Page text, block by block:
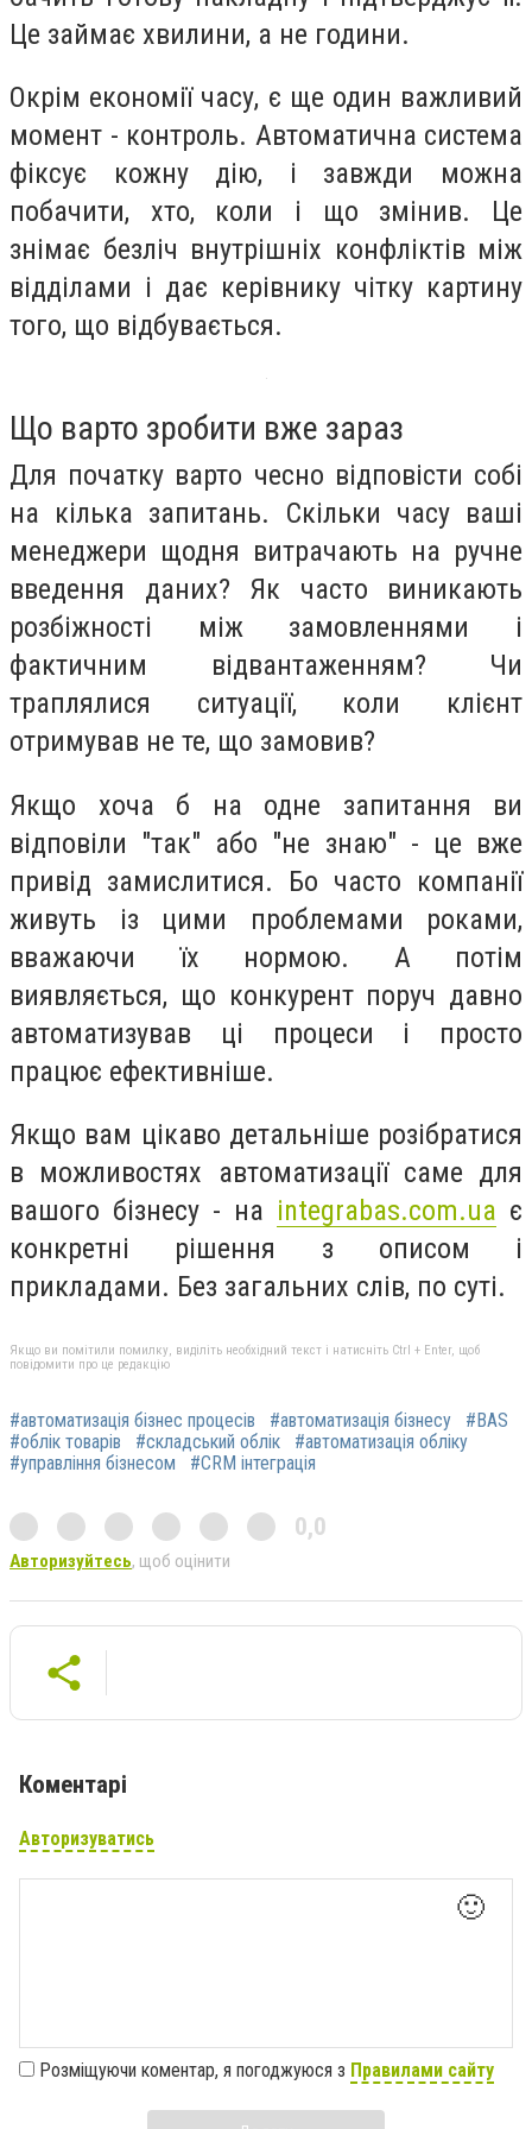
Це займає хвилини, а не години.
Окрім економії часу, є ще один важливий
момент - контроль. Автоматична система
фіксує кожну дію, і завжди можна
побачити, хто, коли і що змінив. Це
знімає безліч внутрішніх конфліктів між
відділами і дає керівнику чітку картину
того, що відбувається.
Що варто зробити вже зараз
Для початку варто чесно відповісти собі
на кілька запитань. Скільки часу ваші
менеджери щодня витрачають на ручне
введення даних? Як часто виникають
розбіжності між замовленнями і
фактичним відвантаженням? Чи
траплялися ситуації, коли клієнт
отримував не те, що замовив?
Якщо хоча б на одне запитання ви
відповіли "так" або "не знаю" - це вже
привід замислитися. Бо часто компанії
живуть із цими проблемами роками,
вважаючи їх нормою. А потім
виявляється, що конкурент поруч давно
автоматизував ці процеси і просто
працює ефективніше.
Якщо вам цікаво детальніше розібратися
в можливостях автоматизації саме для
вашого бізнесу - на integrabas.com.ua є
конкретні рішення з описом і
прикладами. Без загальних слів, по суті.
Якщо ви помітили помилку, виділіть необхідний текст і натисніть Ctrl + Enter, щоб
повідомити про це редакцію
#автоматизація бізнес процесів #автоматизація бізнесу
#BAS
#облік товарів
#складський облік
#автоматизація обліку
#управління бізнесом
#CRM інтеграція
0,0
Авторизуйтесь, щоб оцінити
Коментарі
Авторизуватись
🙂
Розміщуючи коментар, я погоджуюся з Правилами сайту